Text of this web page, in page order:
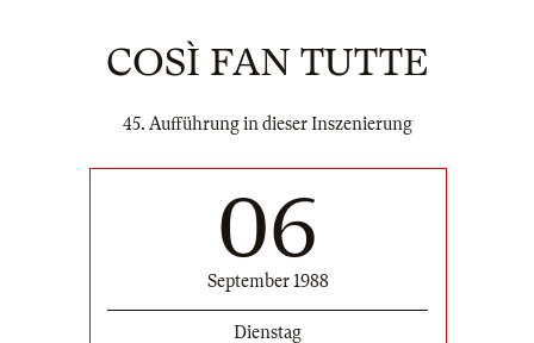
COSÌ FAN TUTTE
45. Aufführung in dieser Inszenierung
06
September 1988
Dienstag